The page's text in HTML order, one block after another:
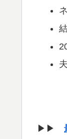
▶▶